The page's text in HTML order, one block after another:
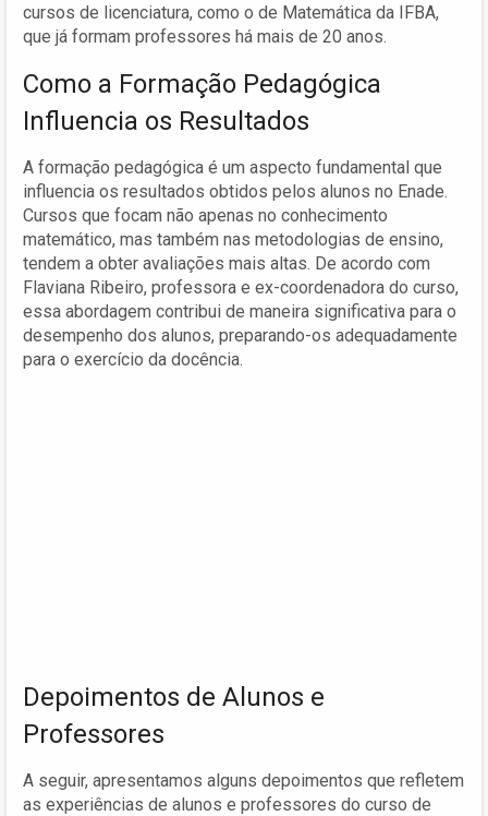
cursos de licenciatura, como o de Matemática da IFBA,
que já formam professores há mais de 20 anos.
Como a Formação Pedagógica
Influencia os Resultados
A formação pedagógica é um aspecto fundamental que
influencia os resultados obtidos pelos alunos no Enade.
Cursos que focam não apenas no conhecimento
matemático, mas também nas metodologias de ensino,
tendem a obter avaliações mais altas. De acordo com
Flaviana Ribeiro, professora e ex-coordenadora do curso,
essa abordagem contribui de maneira significativa para o
desempenho dos alunos, preparando-os adequadamente
para o exercício da docência.
Depoimentos de Alunos e
Professores
A seguir, apresentamos alguns depoimentos que refletem
as experiências de alunos e professores do curso de